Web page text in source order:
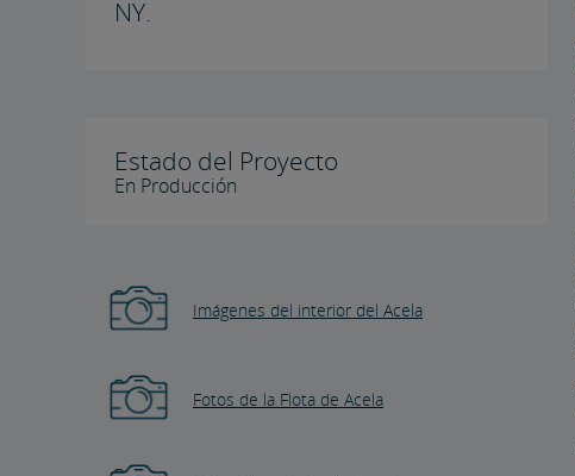
NY.
Estado del Proyecto
En Producción
Imágenes del interior del Acela
Fotos de la Flota de Acela